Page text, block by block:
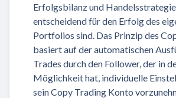
Erfolgsbilanz und
entscheidend für den Erfolg des
Portfolios sind. Das Prinzip des
basiert auf der automatischen
Trades durch den Follower, der in
Möglichkeit hat, individuelle
sein Copy Trading Konto